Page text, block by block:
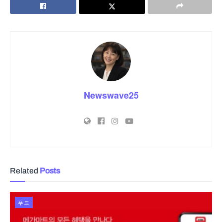
Newswave25
Related Posts
푸드